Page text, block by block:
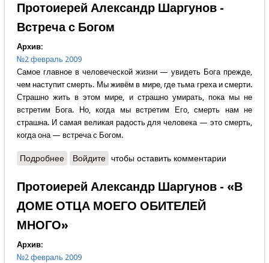
Протоиерей Александр Шаргунов -
Встреча с Богом
Архив:
№2 февраль 2009
Самое главное в человеческой жизни — увидеть Бога прежде,
чем наступит смерть. Мы живём в мире, где тьма греха и смерти.
Страшно жить в этом мире, и страшно умирать, пока мы не
встретим Бога. Но, когда мы встретим Его, смерть нам не
страшна. И самая великая радость для человека — это смерть,
когда она — встреча с Богом.
Подробнеео Протоиерей Александр Шаргунов - Встреча с
Войдите чтобы оставить комментарии
Протоиерей Александр Шаргунов - «В
ДОМЕ ОТЦА МОЕГО ОБИТЕЛЕЙ
МНОГО»
Архив:
№2 февраль 2009